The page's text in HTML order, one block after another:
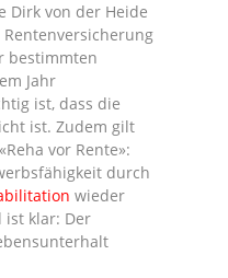
Dirk von der Heide
bestimmten
Jahr
ist, dass die
ist. Zudem gilt
vor Rente»:
durch
wieder
ist klar: Der